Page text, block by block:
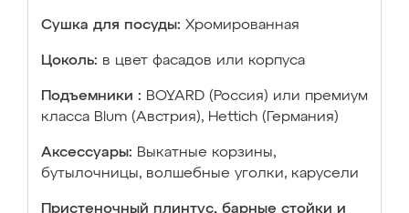
Сушка для посуды: Хромированная
Цоколь: в цвет фасадов или корпуса
Подъемники : BOYARD (Россия) или премиум
класса Blum (Австрия), Hettich (Германия)
Аксессуары: Выкатные корзины,
бутылочницы, волшебные уголки, карусели
Пристеночный плинтус, барные стойки и